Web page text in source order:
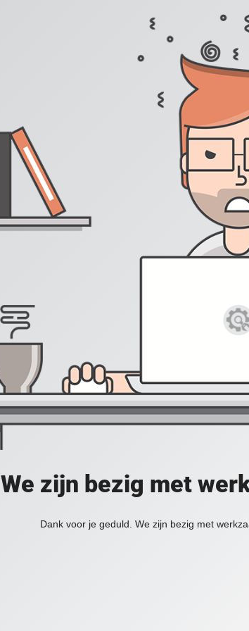
We zijn bezig met
Dank voor je geduld. We zijn bezig met